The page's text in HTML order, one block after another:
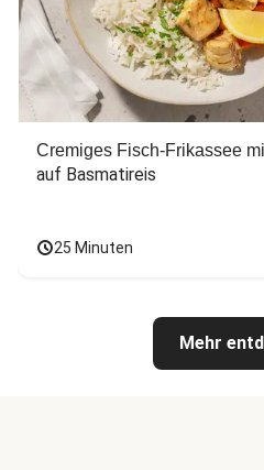
Cremiges Fisch-Frikassee
auf Basmatireis
25 Minuten
Mehr